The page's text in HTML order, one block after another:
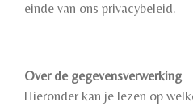
einde van ons privacybeleid.
Over de gegevensverwerking
Hieronder kan je lezen op